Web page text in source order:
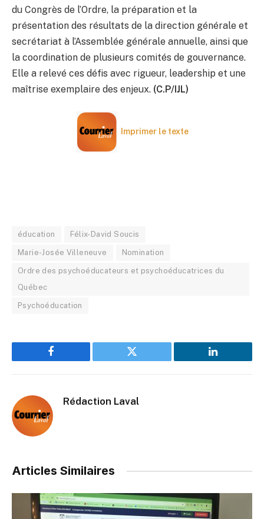
du Congrès de l’Ordre, la préparation et la
présentation des résultats de la direction générale et
secrétariat à l’Assemblée générale annuelle, ainsi que
la coordination de plusieurs comités de gouvernance.
Elle a relevé ces défis avec rigueur, leadership et une
maîtrise exemplaire des enjeux. (C.P/IJL)
Imprimer le texte
éducation Félix-David Soucis
Marie-Josée Villeneuve Nomination
Ordre des psychoéducateurs et psychoéducatrices du
Québec
Psychoéducation
Facebook Twitter LinkedIn
Rédaction Laval
Articles Similaires